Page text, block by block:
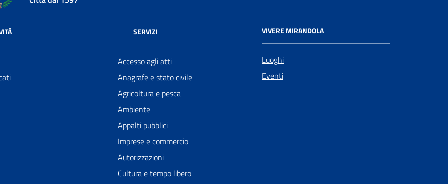
SERVIZI
Accesso agli atti
Anagrafe e stato civile
Agricoltura e pesca
Ambiente
Appalti pubblici
Imprese e commercio
Autorizzazioni
Cultura e tempo libero
VIVERE MIRANDOLA
Luoghi
Eventi